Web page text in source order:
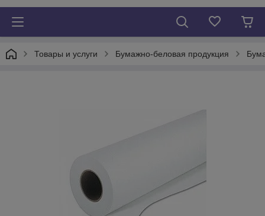
Товары и услуги Бумажно-беловая продукция